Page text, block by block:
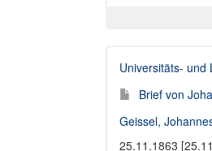
Universitäts- und
Brief von
Geissel,
25.11.1863